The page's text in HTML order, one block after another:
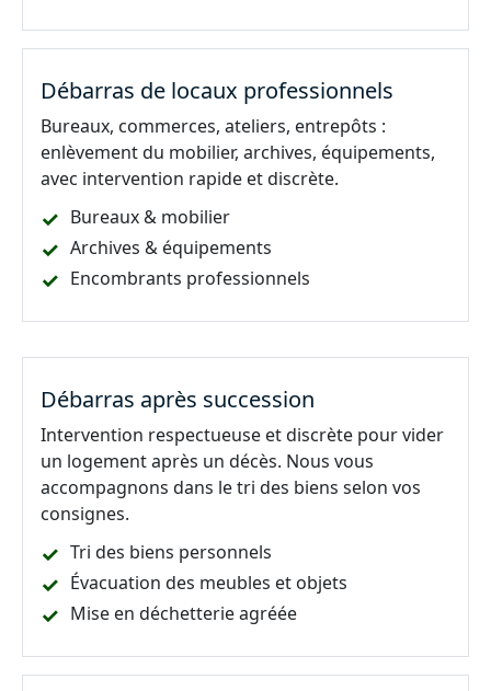
Débarras de locaux professionnels
Bureaux, commerces, ateliers, entrepôts :
enlèvement du mobilier, archives, équipements,
avec intervention rapide et discrète.
Bureaux & mobilier
Archives & équipements
Encombrants professionnels
Débarras après succession
Intervention respectueuse et discrète pour vider
un logement après un décès. Nous vous
accompagnons dans le tri des biens selon vos
consignes.
Tri des biens personnels
Évacuation des meubles et objets
Mise en déchetterie agréée